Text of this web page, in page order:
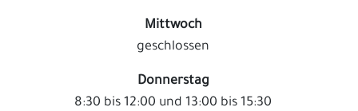
Mittwoch
geschlossen
Donnerstag
8:30 bis 12:00 und 13:00 bis 15:30